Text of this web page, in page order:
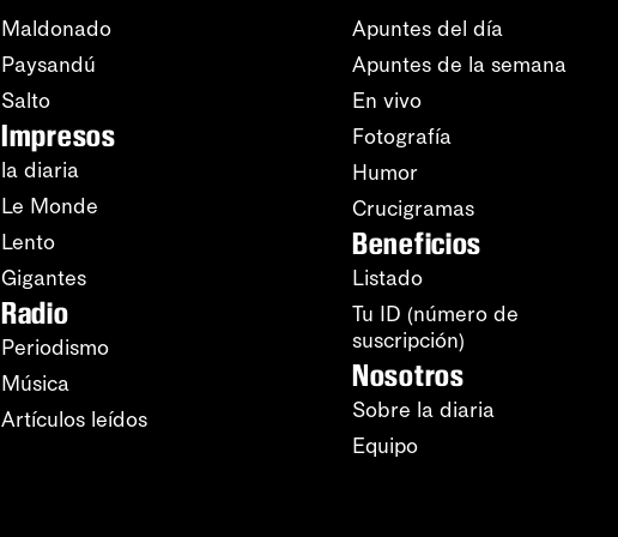
Maldonado
Paysandú
Salto
Impresos
la diaria
Le Monde
Lento
Gigantes
Radio
Periodismo
Música
Artículos leídos
Apuntes del día
Apuntes de la semana
En vivo
Fotografía
Humor
Crucigramas
Beneficios
Listado
Tu ID (número de
suscripción)
Nosotros
Sobre la diaria
Equipo